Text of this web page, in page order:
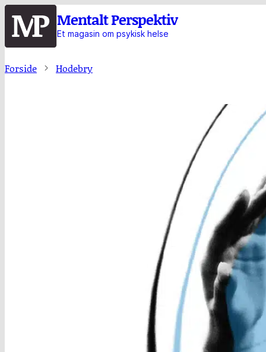
Hopp
til
hovedinnhold
Mentalt Perspektiv
Et magasin om psykisk helse
Forside Hodebry